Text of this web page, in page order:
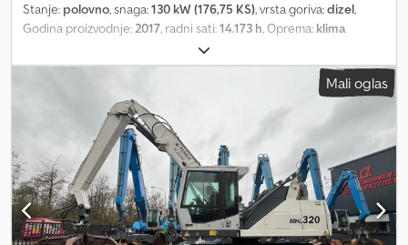
Stanje: polovno, snaga:130 kW (176,75 KS), vrsta goriva:dizel,
Godina proizvodnje:2017, radni sati:14.173 h, Oprema: klima
, = Dodatne opcije i oprema = Dkodpfx Ajzrvxqop Eor -
Klima uređaj = Napomene = CAT MH3022 pretovarivač /
manipulator materijala Godina proizvodnje: 2017 oko 14.170 radnih
sati oko 22 t radne mase 130 kW / 177 KS CAT/Perkins C7.1 dizel
motor 7,01 l zapremine Podizna kabina Grajfer 4-tačkasta
stabilizacija Puna gumena guma oko 60%. Idealno za reciklažu
Otpadni metal Upravljanje otpadom Premeštanje drveta i
materijala Caterpillar MH3022 Pretovarivač / manipulator
materijala oko 14.170 radnih sati oko 22.000 kg radne mase 130 kW
/ 177 KS CAT / Perkins C7.1 dizel motor 7,01 litara zapremine
Podizna kabina Vod za čekić i grajfer Kamera Grajfer uključen 4-
Mali oglas